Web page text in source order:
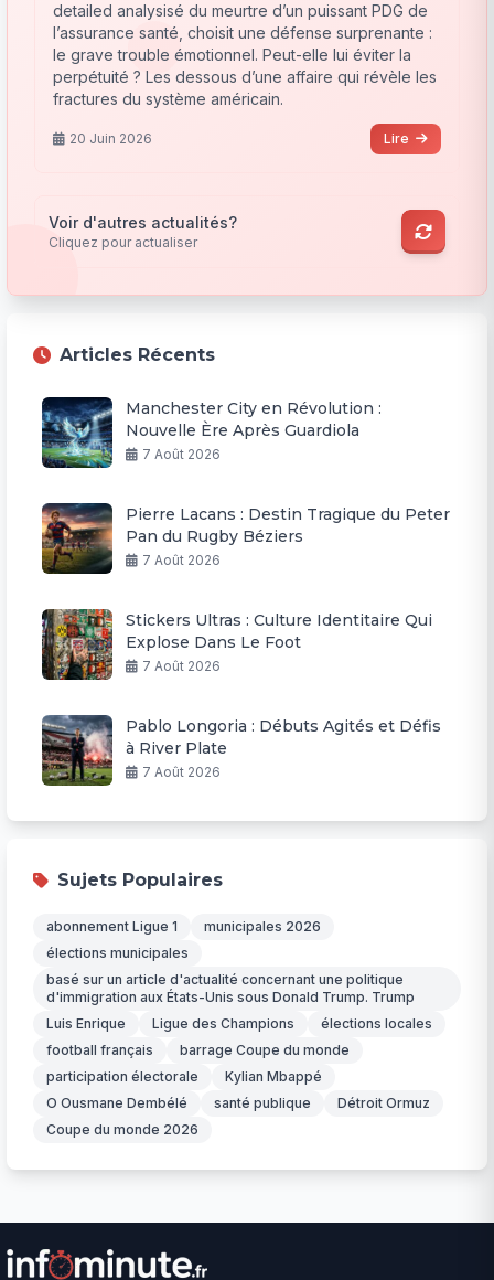
detailed analysisé du meurtre d’un puissant PDG de
l’assurance santé, choisit une défense surprenante :
le grave trouble émotionnel. Peut-elle lui éviter la
perpétuité ? Les dessous d’une affaire qui révèle les
fractures du système américain.
20 Juin 2026 Lire
Voir d'autres actualités?
Cliquez pour actualiser
Articles Récents
Manchester City en Révolution :
Nouvelle Ère Après Guardiola
7 Août 2026
Pierre Lacans : Destin Tragique du Peter
Pan du Rugby Béziers
7 Août 2026
Stickers Ultras : Culture Identitaire Qui
Explose Dans Le Foot
7 Août 2026
Pablo Longoria : Débuts Agités et Défis
à River Plate
7 Août 2026
Sujets Populaires
abonnement Ligue 1
municipales 2026
élections municipales
basé sur un article d'actualité concernant une politique
d'immigration aux États-Unis sous Donald Trump. Trump
Luis Enrique
Ligue des Champions
élections locales
football français
barrage Coupe du monde
participation électorale
Kylian Mbappé
O Ousmane Dembélé
santé publique
Détroit Ormuz
Coupe du monde 2026